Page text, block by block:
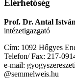
Elérhetőség
Prof. Dr. Antal István
intézetigazgató
Cím: 1092 Hőgyes
Telefon/ Fax: 217-
e-mail:
@semmelweis.hu